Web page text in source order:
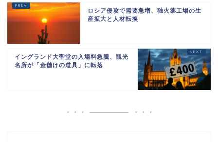
ロシア侵攻で需要急増、独火薬工場の生
産拡大と人材転換
イングランド大聖堂の入場料急騰、観光
名所が「金儲けの道具」に転落